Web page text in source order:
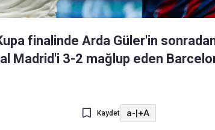
finalinde Arda Güler'in
Madrid'i 3-2 mağlup eden
Kaydet a-|+A